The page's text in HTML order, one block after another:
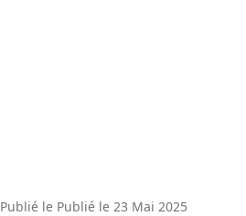
Publié le Publié le 23 Mai 2025